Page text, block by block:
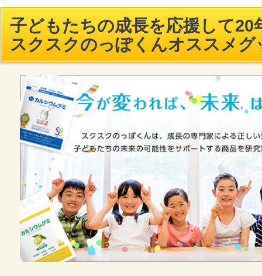
子どもたちの成長を応援して20
スクスクのっぽくんオススメグ